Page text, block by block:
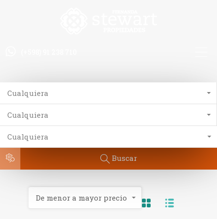
Cualquiera
Cualquiera
Cualquiera
Buscar
De menor a mayor precio